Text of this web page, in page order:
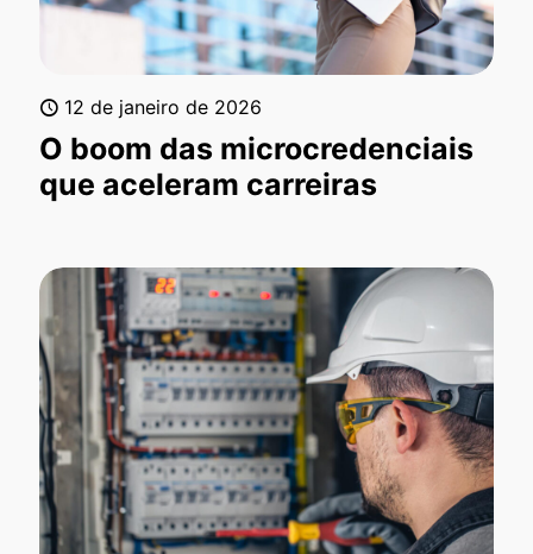
12 de janeiro de 2026
O boom das microcredenciais
que aceleram carreiras